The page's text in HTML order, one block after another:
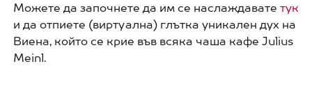
Можете да започнете да им се наслаждавате тук
и да отпиете (виртуална) глътка уникален дух на
Виена, който се крие във всяка чаша кафе Julius
Meinl.